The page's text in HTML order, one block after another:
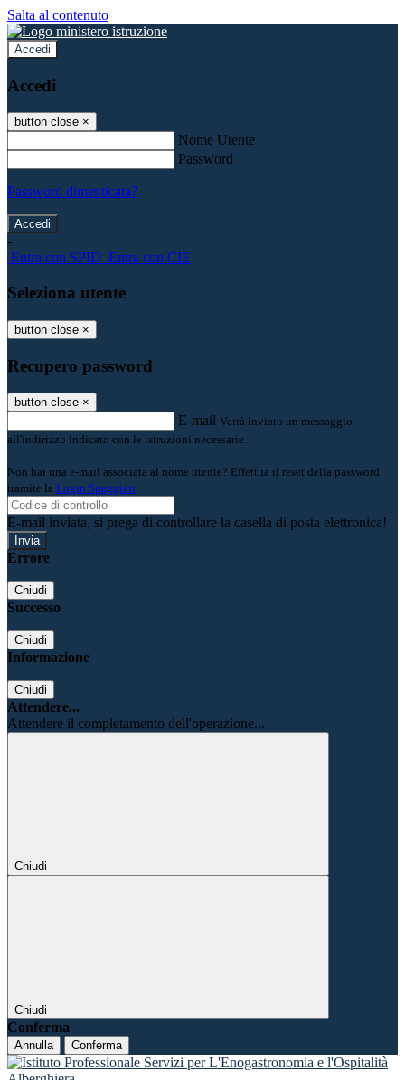
Salta al contenuto
Accedi
Accedi
button close ×
Nome Utente
Password
Password dimenticata?
-
Entra con SPID Entra con CIE
Seleziona utente
button close ×
Recupero password
button close ×
E-mail Verrà inviato un messaggio
all'indirizzo indicato con le istruzioni necessarie.
Non hai una e-mail associata al nome utente? Effettua il reset della password
tramite la Login Spaggiari
E-mail inviata, si prega di controllare la casella di posta elettronica!
Errore
Chiudi
Successo
Chiudi
Informazione
Chiudi
Attendere...
Attendere il completamento dell'operazione...
Chiudi
Chiudi
Conferma
Annulla Conferma